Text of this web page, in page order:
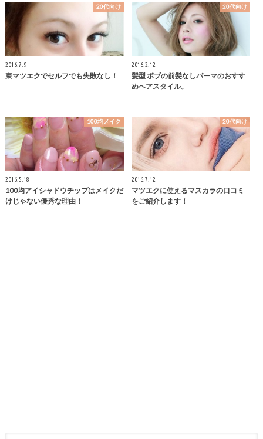
20代向け
2016.7.9
束マツエクでセルフでも失敗なし！
20代向け
2016.2.12
髪型 ボブの前髪なしパーマのおすす
めヘアスタイル。
100均メイク
2016.5.18
100均アイシャドウチップはメイクだ
けじゃない優秀な理由！
20代向け
2016.7.12
マツエクに使えるマスカラの口コミ
をご紹介します！